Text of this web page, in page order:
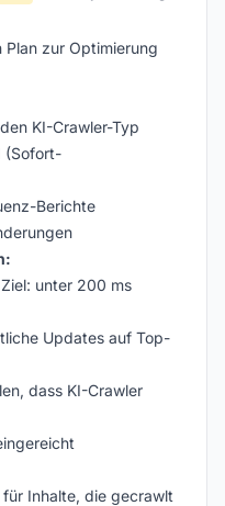
zur Optimierung
KI-Crawler-Typ
(Sofort-
Berichte
unter 200 ms
Updates auf Top-
dass KI-Crawler
Inhalte, die gecrawlt